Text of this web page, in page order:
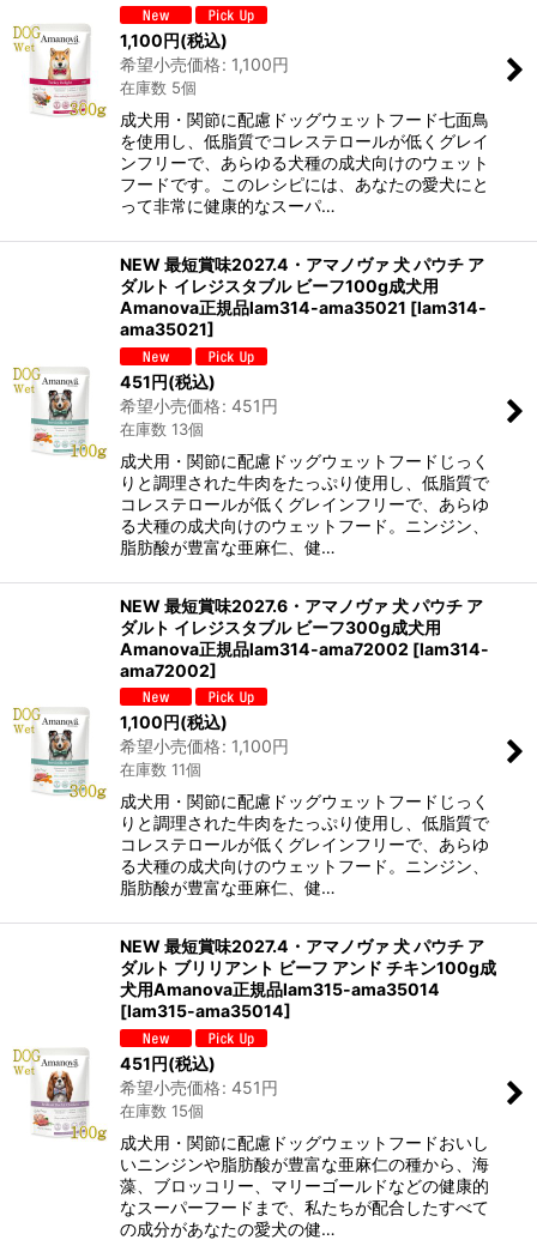
1,100円(税込)
希望小売価格: 1,100円
在庫数 5個
成犬用・関節に配慮ドッグウェットフード七面鳥
を使用し、低脂質でコレステロールが低くグレイ
ンフリーで、あらゆる犬種の成犬向けのウェット
フードです。このレシピには、あなたの愛犬にと
って非常に健康的なスーパ…
NEW 最短賞味2027.4・アマノヴァ 犬 パウチ ア
ダルト イレジスタブル ビーフ100g成犬用
Amanova正規品lam314-ama35021 [lam314-
ama35021]
451円(税込)
希望小売価格: 451円
在庫数 13個
成犬用・関節に配慮ドッグウェットフードじっく
りと調理された牛肉をたっぷり使用し、低脂質で
コレステロールが低くグレインフリーで、あらゆ
る犬種の成犬向けのウェットフード。ニンジン、
脂肪酸が豊富な亜麻仁、健…
NEW 最短賞味2027.6・アマノヴァ 犬 パウチ ア
ダルト イレジスタブル ビーフ300g成犬用
Amanova正規品lam314-ama72002 [lam314-
ama72002]
1,100円(税込)
希望小売価格: 1,100円
在庫数 11個
成犬用・関節に配慮ドッグウェットフードじっく
りと調理された牛肉をたっぷり使用し、低脂質で
コレステロールが低くグレインフリーで、あらゆ
る犬種の成犬向けのウェットフード。ニンジン、
脂肪酸が豊富な亜麻仁、健…
NEW 最短賞味2027.4・アマノヴァ 犬 パウチ ア
ダルト ブリリアント ビーフ アンド チキン100g成
犬用Amanova正規品lam315-ama35014
[lam315-ama35014]
451円(税込)
希望小売価格: 451円
在庫数 15個
成犬用・関節に配慮ドッグウェットフードおいし
いニンジンや脂肪酸が豊富な亜麻仁の種から、海
藻、ブロッコリー、マリーゴールドなどの健康的
なスーパーフードまで、私たちが配合したすべて
の成分があなたの愛犬の健…